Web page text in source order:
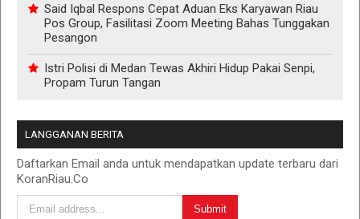
Said Iqbal Respons Cepat Aduan Eks Karyawan Riau
Pos Group, Fasilitasi Zoom Meeting Bahas Tunggakan
Pesangon
Istri Polisi di Medan Tewas Akhiri Hidup Pakai Senpi,
Propam Turun Tangan
LANGGANAN BERITA
Daftarkan Email anda untuk mendapatkan update terbaru dari
KoranRiau.Co